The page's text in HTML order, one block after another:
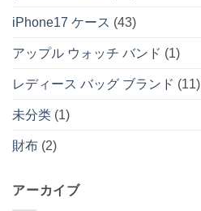
iPhone17 ケース (43)
アップル ウォッチ バンド (1)
レディース バッグ ブランド (11)
未分类 (1)
財布 (2)
アーカイブ